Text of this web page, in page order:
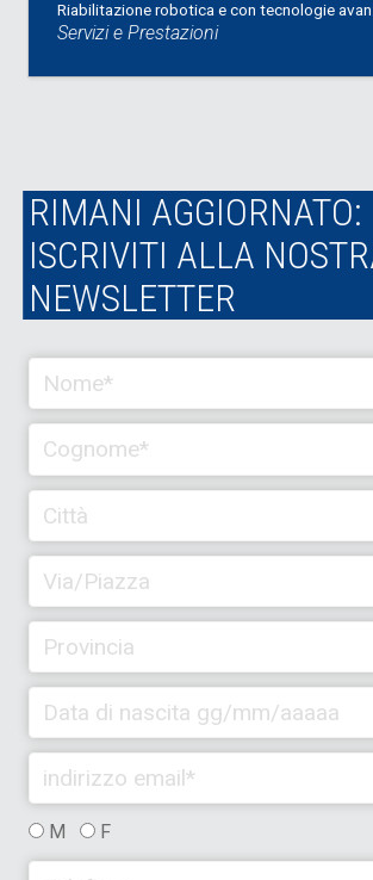
Riabilitazione robotica e con tecnologie
Servizi e Prestazioni
RIMANI AGGIORNATO:
ISCRIVITI ALLA
NEWSLETTER
M F